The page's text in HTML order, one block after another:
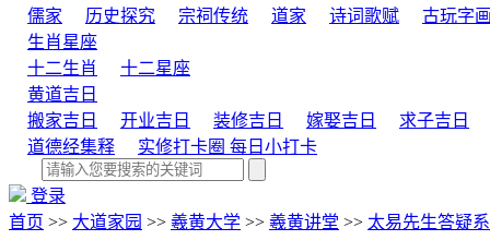
儒家
历史探究 宗祠传统 道家 诗词歌赋 古玩字画
生肖星座
十二生肖
十二星座
黄道吉日
搬家吉日
开业吉日 装修吉日 嫁娶吉日
求子吉日
道德经集释
实修打卡圈 每日小打卡
登录
首页 >> 大道家园 >> 羲黄大学 >> 羲黄讲堂 >> 太易先生答疑系